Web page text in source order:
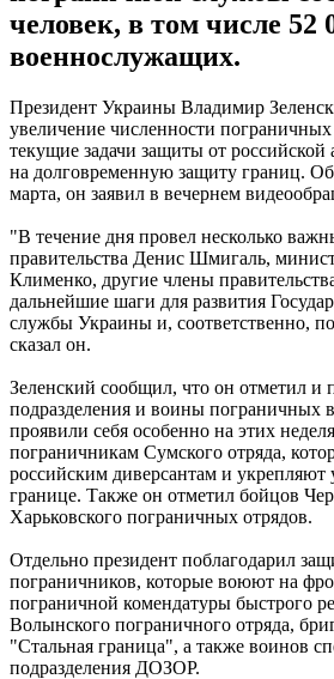
человек, в том числе 52
военнослужащих.
Президент Украины Владимир
увеличение численности
текущие задачи защиты от российской
на долговременную защиту границ.
марта, он заявил в вечернем
"В течение дня провел несколько
правительства Денис Шмигаль,
Клименко, другие члены
дальнейшие шаги для развития
службы Украины и, соответственно,
сказал он.
Зеленский сообщил, что он отметил и
подразделения и воины пограничных
проявили себя особенно на этих
пограничникам Сумского отряда,
российским диверсантам и укрепляют
границе. Также он отметил бойцов
Харьковского пограничных отрядов.
Отдельно президент поблагодарил
пограничников, которые воюют на
пограничной комендатуры быстрого
Волынского пограничного отряда,
"Стальная граница", а также воинов
подразделения ДОЗОР.